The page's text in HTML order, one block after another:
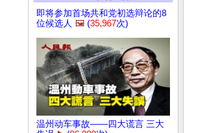
即将参加首场共和党初选辩论的8
位候选人 🖼️ (35,967次)
温州动车事故——四大谎言 三大